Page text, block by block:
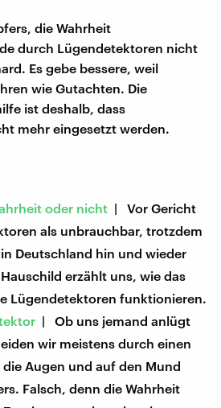
die Wahrheit
durch Lügendetektoren nicht
Es gebe bessere, weil
wie Gutachten. Die
ist deshalb, dass
mehr eingesetzt werden.
oder nicht | Vor Gericht
als unbrauchbar, trotzdem
Deutschland hin und wieder
erzählt uns, wie das
Lügendetektoren funktionieren.
| Ob uns jemand anlügt
wir meistens durch einen
Augen und auf den Mund
Falsch, denn die Wahrheit